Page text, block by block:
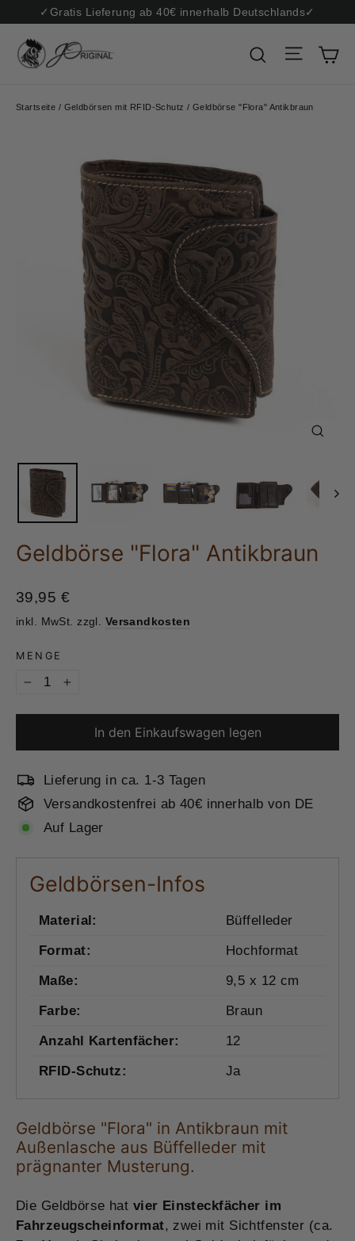
zum
Inhalt
✓Gratis Lieferung ab 40€ innerhalb Deutschlands✓
Suche
Startseite / Geldbörsen mit RFID-Schutz / Geldbörse "Flora" Antikbraun
Geldbörse "Flora" Antikbraun
Normaler
Preis
39,95 €
inkl. MwSt. zzgl. Versandkosten
MENGE
In den Einkaufswagen legen
Lieferung in ca. 1-3 Tagen
Versandkostenfrei ab 40€ innerhalb von DE
Auf Lager
Geldbörsen-Infos
Material:
Büffelleder
Format:
Hochformat
Maße:
9,5 x 12 cm
Farbe:
Braun
Anzahl Kartenfächer:
12
RFID-Schutz:
Ja
Geldbörse "Flora" in Antikbraun mit
Außenlasche aus Büffelleder mit
prägnanter Musterung.
Die Geldbörse hat vier Einsteckfächer im
Fahrzeugscheinformat, zwei mit Sichtfenster (ca.